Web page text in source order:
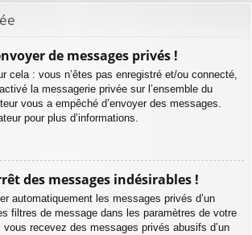
de messages privés !
cela : vous n’êtes pas enregistré et/ou connecté,
la messagerie privée sur l’ensemble du
vous a empêché d’envoyer des messages.
pour plus d’informations.
des messages indésirables !
automatiquement les messages privés d’un
filtres de message dans les paramètres de votre
recevez des messages privés abusifs d’un